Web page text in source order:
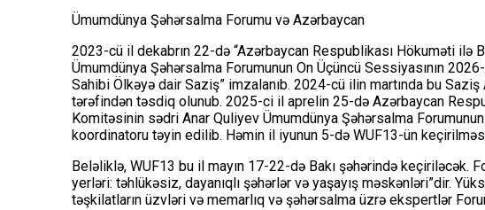
Ümumdünya Şəhərsalma Forumu və Azərbaycan
2023-cü il dekabrın 22-də “Azərbaycan Respublikası Hökuməti ilə
Ümumdünya Şəhərsalma Forumunun On Üçüncü Sessiyasının
Sahibi Ölkəyə dair Saziş” imzalanıb. 2024-cü ilin martında bu
tərəfindən təsdiq olunub. 2025-ci il aprelin 25-də Azərbaycan
Komitəsinin sədri Anar Quliyev Ümumdünya Şəhərsalma
koordinatoru təyin edilib. Həmin il iyunun 5-də WUF13-ün
Beləliklə, WUF13 bu il mayın 17-22-də Bakı şəhərində keçiriləcək.
yerləri: təhlükəsiz, dayanıqlı şəhərlər və yaşayış məskənləri”dir.
təşkilatların üzvləri və memarlıq və şəhərsalma üzrə ekspertlər